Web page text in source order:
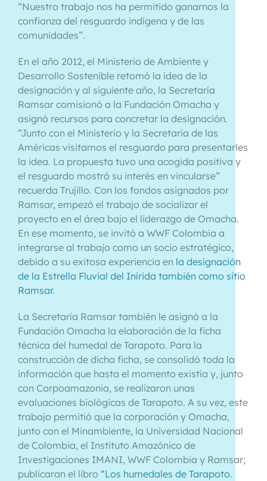
“Nuestro trabajo nos ha permitido ganarnos la
confianza del resguardo indígena y de las
comunidades”.
En el año 2012, el Ministerio de Ambiente y
Desarrollo Sostenible retomó la idea de la
designación y al siguiente año, la Secretaría
Ramsar comisionó a la Fundación Omacha y
asignó recursos para concretar la designación.
“Junto con el Ministerio y la Secretaría de las
Américas visitamos el resguardo para presentarles
la idea. La propuesta tuvo una acogida positiva y
el resguardo mostró su interés en vincularse”
recuerda Trujillo. Con los fondos asignados por
Ramsar, empezó el trabajo de socializar el
proyecto en el área bajo el liderazgo de Omacha.
En ese momento, se invitó a WWF Colombia a
integrarse al trabajo como un socio estratégico,
debido a su exitosa experiencia en la designación
de la Estrella Fluvial del Inírida también como sitio
Ramsar.
La Secretaría Ramsar también le asignó a la
Fundación Omacha la elaboración de la ficha
técnica del humedal de Tarapoto. Para la
construcción de dicha ficha, se consolidó toda la
información que hasta el momento existía y, junto
con Corpoamazonia, se realizaron unas
evaluaciones biológicas de Tarapoto. A su vez, este
trabajo permitió que la corporación y Omacha,
junto con el Minambiente, la Universidad Nacional
de Colombia, el Instituto Amazónico de
Investigaciones IMANI, WWF Colombia y Ramsar;
publicaran el libro “Los humedales de Tarapoto.